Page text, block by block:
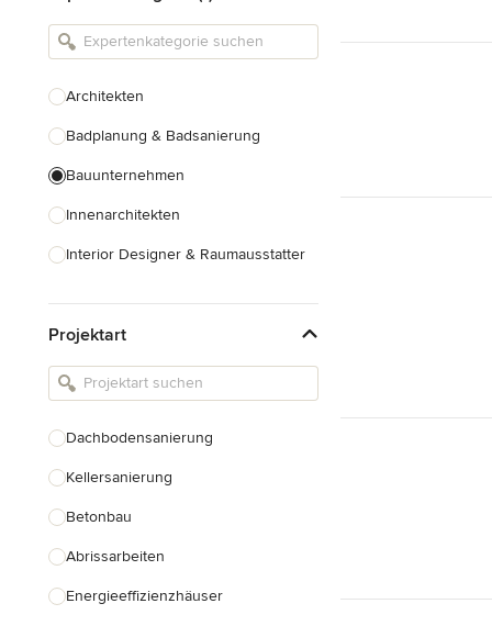
Architekten
Badplanung & Badsanierung
Bauunternehmen
Innenarchitekten
Interior Designer & Raumausstatter
Landschaftsarchitekten
Armaturen & Sanitärbedarf
Projektart
Dachbodensanierung
Kellersanierung
Betonbau
Abrissarbeiten
Energieeffizienzhäuser